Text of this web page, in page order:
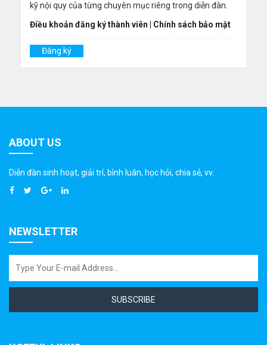
kỹ nội quy của từng chuyên mục riêng trong diễn đàn.
Điều khoản đăng ký thành viên
Chính sách bảo mật
Đăng ký
ABOUT US
Diễn đàn sinh hoạt, giải trí, bình luân, học hỏi, chia sẻ, vv.
NEWSLETTER
SUBSCRIBE